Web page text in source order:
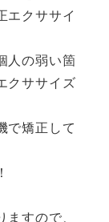
エクササイ
人の弱い箇
クササイズ
で矯正して
すので、